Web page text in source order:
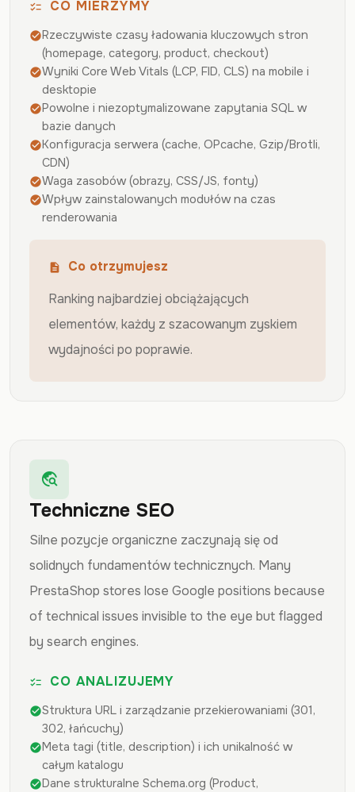
checklist CO MIERZYMY
check_circleRzeczywiste czasy ładowania kluczowych stron
(homepage, category, product, checkout)
check_circleWyniki Core Web Vitals (LCP, FID, CLS) na mobile i
desktopie
check_circlePowolne i niezoptymalizowane zapytania SQL w
bazie danych
check_circleKonfiguracja serwera (cache, OPcache, Gzip/Brotli,
CDN)
check_circleWaga zasobów (obrazy, CSS/JS, fonty)
check_circleWpływ zainstalowanych modułów na czas
renderowania
description
Co otrzymujesz
Ranking najbardziej obciążających
elementów, każdy z szacowanym zyskiem
wydajności po poprawie.
travel_explore
Techniczne SEO
Silne pozycje organiczne zaczynają się od
solidnych fundamentów technicznych. Many
PrestaShop stores lose Google positions because
of technical issues invisible to the eye but flagged
by search engines.
checklist CO ANALIZUJEMY
check_circleStruktura URL i zarządzanie przekierowaniami (301,
302, łańcuchy)
check_circleMeta tagi (title, description) i ich unikalność w
całym katalogu
check_circleDane strukturalne Schema.org (Product,